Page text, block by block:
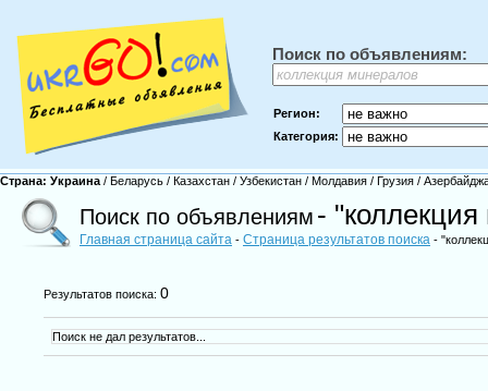
Поиск по объявлениям:
Регион:
Категория:
Страна: Украина / Беларусь / Казахстан / Узбекистан / Молдавия / Грузия /
Поиск по объявлениям -
Главная страница сайта - Страница результатов поиска -
Результатов поиска: 0
Поиск не дал результатов...